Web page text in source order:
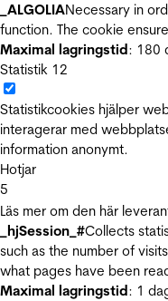
_ALGOLIANecessary in
function. The cookie
Maximal lagringstid: 180
Statistik 12
Statistikcookies hjälper
interagerar med
information anonymt.
Hotjar
5
Läs mer om den här
_hjSession_#Collects
such as the number of
what pages have been
Maximal lagringstid: 1